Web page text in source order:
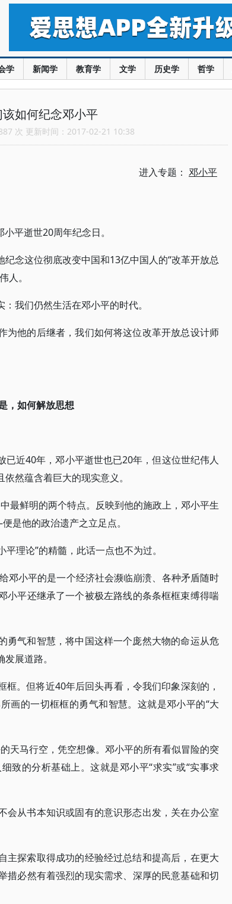
学 新闻学 教育学 文学 历史学 哲学
如何纪念邓小平
次 更新时间：2017-02-21 10:38
进入专题： 邓小平
平逝世20周年纪念日。
念这位彻底改变中国和13亿中国人的“改革开放总
人。
我们仍然生活在邓小平的时代。
为他的后继者，我们如何将这位改革开放总设计师
，如何解放思想
近40年，邓小平逝世也已20年，但这位世纪伟人
然蕴含着巨大的现实意义。
最鲜明的两个特点。反映到他的施政上，邓小平生
他的政治遗产之立足点。
理论”的精髓，此话一点也不为过。
邓小平的是一个经济社会濒临崩溃、各种矛盾随时
小平还继承了一个被极左路线的条条框框束缚得喘
勇气和智慧，将中国这样一个庞然大物的命运从危
展道路。
。但将近40年后回头再看，令我们印象深刻的，
画的一切框框的勇气和智慧。这就是邓小平的“大
天马行空，凭空想像。邓小平的所有看似冒险的突
致的分析基础上。这就是邓小平“求实”或“实事求
会从书本知识或固有的意识形态出发，关在办公室
主探索取得成功的经验经过总结和提高后，在更大
措必然有着强烈的现实需求、深厚的民意基础和切